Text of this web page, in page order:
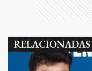
RELACIONADAS